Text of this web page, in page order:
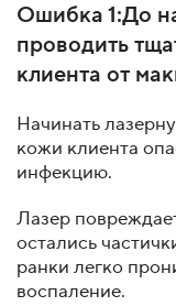
Ошибка 1:До
проводить
клиента от
Начинать
кожи клиента
инфекцию.
Лазер
остались
ранки легко
воспаление.